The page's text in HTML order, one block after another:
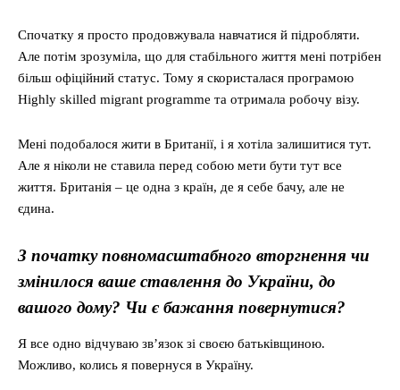
Спочатку я просто продовжувала навчатися й підробляти.
Але потім зрозуміла, що для стабільного життя мені потрібен
більш офіційний статус. Тому я скористалася програмою
Highly skilled migrant programme та отримала робочу візу.
Мені подобалося жити в Британії, і я хотіла залишитися тут.
Але я ніколи не ставила перед собою мети бути тут все
життя. Британія – це одна з країн, де я себе бачу, але не
єдина.
З початку повномасштабного вторгнення чи
змінилося ваше ставлення до України, до
вашого дому? Чи є бажання повернутися?
Я все одно відчуваю зв’язок зі своєю батьківщиною.
Можливо, колись я повернуся в Україну.